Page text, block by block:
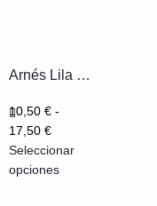
Arnés Lila soft deporte para...
10,50 € -
17,50 €
Seleccionar
opciones